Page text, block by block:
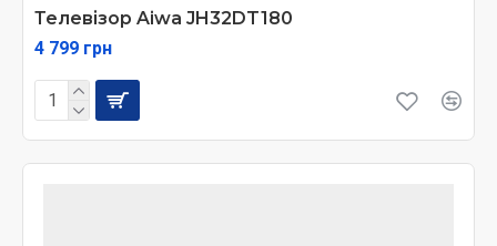
Телевізор Aiwa JH32DT180
4 799 грн